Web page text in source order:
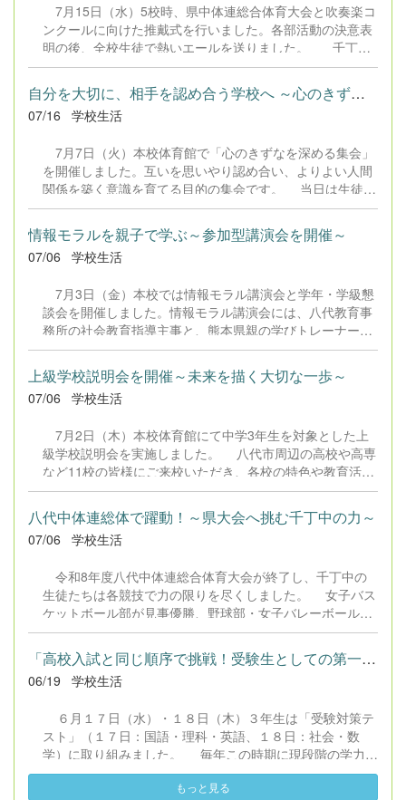
大切にすること」「自分の生き方を見つめ、有意義な時間
を過ごしてほしいこと」が伝えられました。 夏休み中、
生徒たちがそれぞれの課題克服に向けて努力し、大きく成
長して新学期を迎えることを期待しています。
7月15日（水）5校時、県中体連総合体育大会と吹奏楽コ
ンクールに向けた推戴式を行いました。各部活動の決意表
明の後、全校生徒で熱いエールを送りました。 千丁中
学校からは、以下の大会に多くの生徒が出場します。 ■ 熊
本県中学校総合体育大会 日程：7月18日（土）～19日
（日）、２３日（木）：剣道部のみ 会場：県内各会場
出場種目：女子バスケットボール部（団体）、柔道部
（個 人）、陸上競技（クラブ等） ■ 熊本県吹
奏楽コンクール（予選） 日程：7月25日（土） 会場：
県立劇場ホール 参加：吹奏楽部（四中との合同チーム）
連日の猛暑の中、コンディションを整えるのは大変だ
ったと思いますが、これまでの厳しい練習と仲間を信じ
て、本番では最高のパフォーマンスを発揮してほしいと思
います。 千丁中生の健闘と大活躍を、学校全体で心よ
自分を大切に、相手を認め合う学校へ ～心のきずなを深める集会～
07/16 学校生活
7月7日（火）本校体育館で「心のきずなを深める集会」
を開催しました。互いを思いやり認め合い、よりよい人間
関係を築く意識を育てる目的の集会です。 当日は生徒会
が「熊本県中学生心のきずなを深める5カ条」を紹介。そ
の後、各クラスが「学級人権宣言」を力強く発表しまし
た。他クラスの発表も真剣に聴くことで、クラス内だけで
なく、学校全体の絆がより一層深まる時間となりました。
晴らしい集会となりました。 今後も、生徒一人ひとりが
自分と相手を大切にできる、人権尊重の精神に立った温か
い学校づくりに全校で取り組んでまいります。
情報モラルを親子で学ぶ～参加型講演会を開催～
07/06 学校生活
7月3日（金）本校では情報モラル講演会と学年・学級懇
談会を開催しました。情報モラル講演会には、八代教育事
務所の社会教育指導主事と、熊本県親の学びトレーナーの
方をお迎えし、スマホ・ネット・ゲームとの向き合い方に
ついて、参加型の学びを行いました。 子どもと保護者が
一緒に考えることで、お互いの価値観を理解し合う貴重な
機会となりました。今後も情報との適切な距離感を保ち、
ています。 また、学級・学年懇談会にご参加いただいた
保護者の皆様、誠にありがとうございました。皆様と子ど
もたちの成長を共に見つめ、意見を交わすことで、より深
い学びと気づきのある懇談会となりました。保護者の皆様
の温かなご理解とご協力のおかげで、学校と家庭が一体と
なって子どもたちを支える大切さを改めて感じる時間とな
りました。
上級学校説明会を開催～未来を描く大切な一歩～
07/06 学校生活
7月2日（木）本校体育館にて中学3年生を対象とした上
級学校説明会を実施しました。 八代市周辺の高校や高専
など11校の皆様にご来校いただき、各校の特色や教育活
動、進路等について丁寧に説明していただきました。 ま
た、2年生も3・4時間目に参加し、早い段階から進路を考
える貴重な機会となりました。生徒たちは将来の姿を思い
描きながら、多くの学びと気づきを得たようです。 これ
向けての取組が本格化します。ご家庭でもぜひ話し合いを
深め、子どもたちの夢や目標を実現するために、希望進路
を一緒に考えていただければ幸いです。
八代中体連総体で躍動！～県大会へ挑む千丁中の力～
07/06 学校生活
令和8年度八代中体連総合体育大会が終了し、千丁中の
生徒たちは各競技で力の限りを尽くしました。 女子バス
ケットボール部が見事優勝、野球部・女子バレーボール
部・剣道男子個人・女子卓球個人・女子バドミントン個人
がそれぞれ3位と健闘しました。勝利の喜び、悔しさ、仲
間と支え合う大切さなど、生徒たちは総体を通して多くの
学びを得たことでしょう。 県大会には柔道部、水泳競技
部、剣道競技（個人）、卓球競技（個人）の生徒たちが挑
みます。県大会でのさらなる活躍を期待しています。
「高校入試と同じ順序で挑戦！受験生としての第一歩」
06/19 学校生活
６月１７日（水）・１８日（木）３年生は「受験対策テ
スト」（１７日：国語・理科・英語、１８日：社会・数
学）に取り組みました。 毎年この時期に現段階の学力を
把握し、例年の高校入試と同じ教科順で臨むことで、受験
生としての自覚をもつことが狙いです。 テスト終了後の
もっと見る